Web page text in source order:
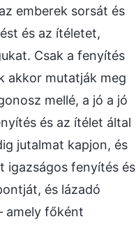
emberek sorsát és
és az ítéletet,
Csak a fenyítés
akkor mutatják meg
mellé, a jó a jó
és az ítélet által
jutalmat kapjon, és
igazságos fenyítés és
és lázadó
amely főként